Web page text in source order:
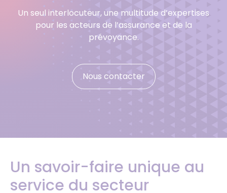
Un seul interlocuteur, une multitude d’expertises
pour les acteurs de l’assurance et de la
prévoyance.
Nous contacter
Un savoir-faire unique au
service du secteur